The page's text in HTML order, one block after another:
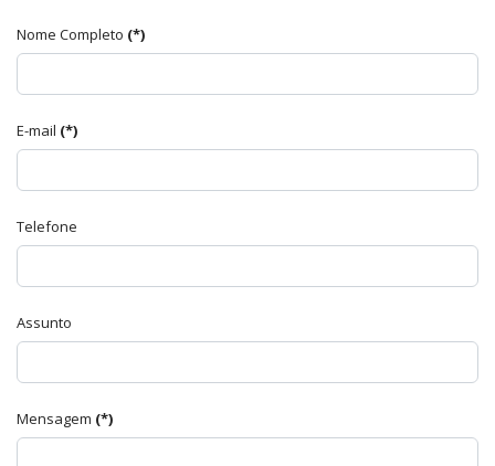
Nome Completo (*)
E-mail (*)
Telefone
Assunto
Mensagem (*)